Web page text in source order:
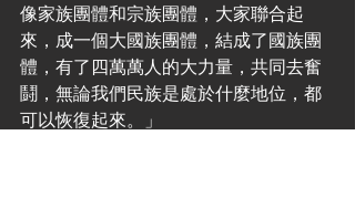
像家族團體和宗族團體，大家聯合起
來，成一個大國族團體，結成了國族團
體，有了四萬萬人的大力量，共同去奮
鬪，無論我們民族是處於什麼地位，都
可以恢復起來。」